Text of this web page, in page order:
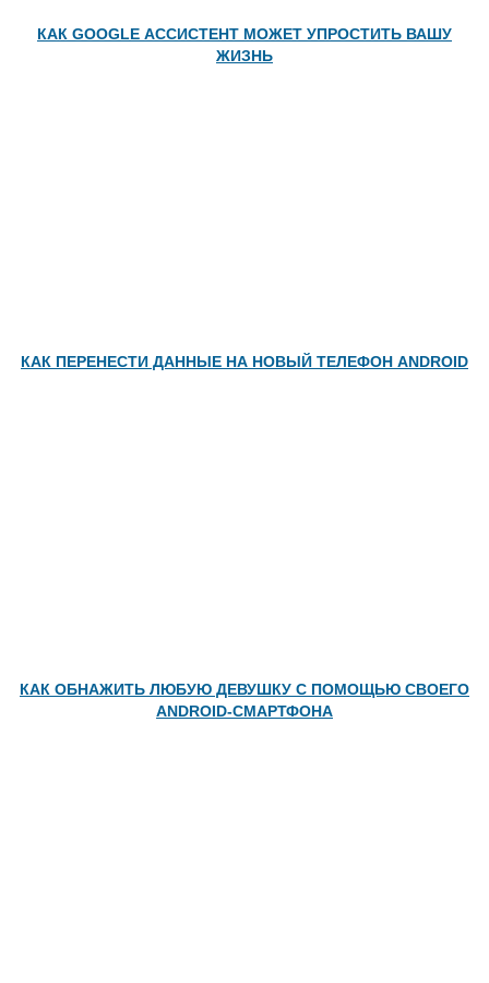
КАК GOOGLE АССИСТЕНТ МОЖЕТ УПРОСТИТЬ ВАШУ
ЖИЗНЬ
КАК ПЕРЕНЕСТИ ДАННЫЕ НА НОВЫЙ ТЕЛЕФОН ANDROID
КАК ОБНАЖИТЬ ЛЮБУЮ ДЕВУШКУ С ПОМОЩЬЮ СВОЕГО
ANDROID-СМАРТФОНА